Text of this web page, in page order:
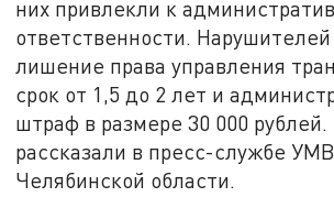
них привлекли к
ответственности.
лишение права управления
срок от 1,5 до 2 лет и
штраф в размере 30 000 рублей.
рассказали в пресс-службе
Челябинской области.